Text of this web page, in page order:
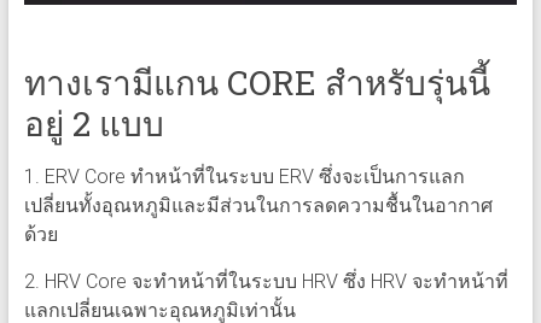
ทางเรามีแกน CORE สำหรับรุ่นนี้
อยู่ 2 แบบ
1. ERV Core ทำหน้าที่ในระบบ ERV ซึ่งจะเป็นการแลก
เปลี่ยนทั้งอุณหภูมิและมีส่วนในการลดความชื้นในอากาศ
ด้วย
2. HRV Core จะทำหน้าที่ในระบบ HRV ซึ่ง HRV จะทำหน้าที่
แลกเปลี่ยนเฉพาะอุณหภูมิเท่านั้น